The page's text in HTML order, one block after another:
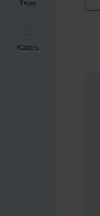
Truss
Kabels